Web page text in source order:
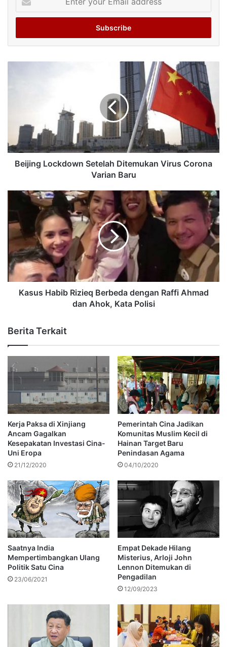
your
Email
Beijing Lockdown Setelah Ditemukan Virus Corona
Varian Baru
Kasus Habib Rizieq Berbeda dengan Raffi Ahmad
dan Ahok, Kata Polisi
Berita Terkait
Kerja Paksa di Xinjiang
Ancam Gagalkan
Kesepakatan Investasi Cina-
Uni Eropa
21/12/2020
Pemerintah Cina Jadikan
Komunitas Muslim Kecil di
Hainan Target Baru
Penindasan Agama
04/10/2020
Saatnya India
Mempertimbangkan Ulang
Politik Satu Cina
23/06/2021
Empat Dekade Hilang
Misterius, Arloji John
Lennon Ditemukan di
Pengadilan
12/09/2023